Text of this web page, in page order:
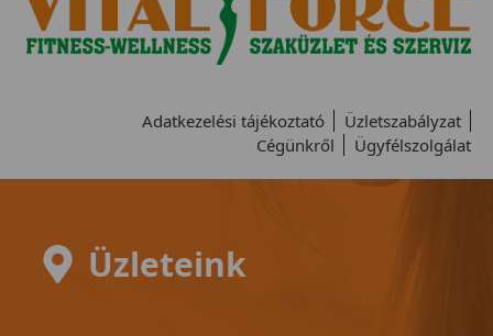
Adatkezelési tájékoztató
Üzletszabályzat
Cégünkről
Ügyfélszolgálat
Üzleteink